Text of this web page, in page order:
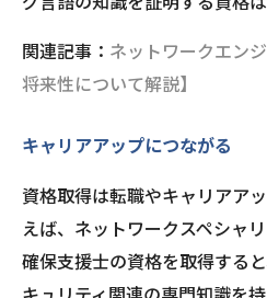
関連記事： ネットワークエン
将来性について解説】
キャリアアップにつながる
資格取得は転職やキャリアア
えば、ネットワークスペシャ
確保支援士の資格を取得する